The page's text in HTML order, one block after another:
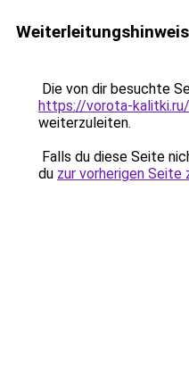
Weiterleitungshinweis
Die von dir besuchte
https://vorota-
weiterzuleiten.
Falls du diese Seite
du zur vorherigen Seite